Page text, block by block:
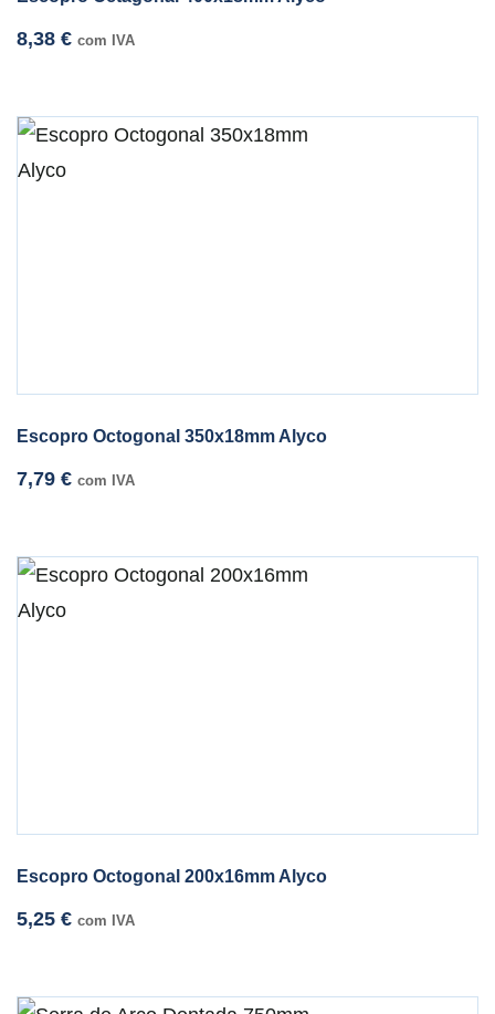
8,38 € com IVA
Escopro Octogonal 350x18mm Alyco
7,79 € com IVA
Escopro Octogonal 200x16mm Alyco
5,25 € com IVA